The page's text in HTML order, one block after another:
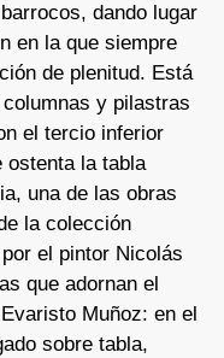
dando lugar
en la que siempre
de plenitud. Está
y pilastras
el tercio inferior
ostenta la tabla
una de las obras
la colección
el pintor Nicolás
que adornan el
Muñoz: en el
sobre tabla,